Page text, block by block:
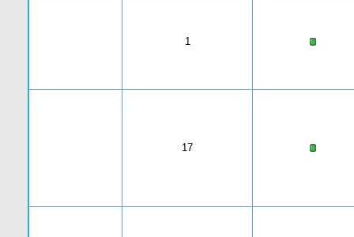
1
17